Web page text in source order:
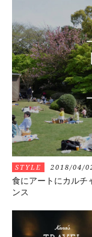
STYLE 2018/04/
食にアートにカルチ
ンス